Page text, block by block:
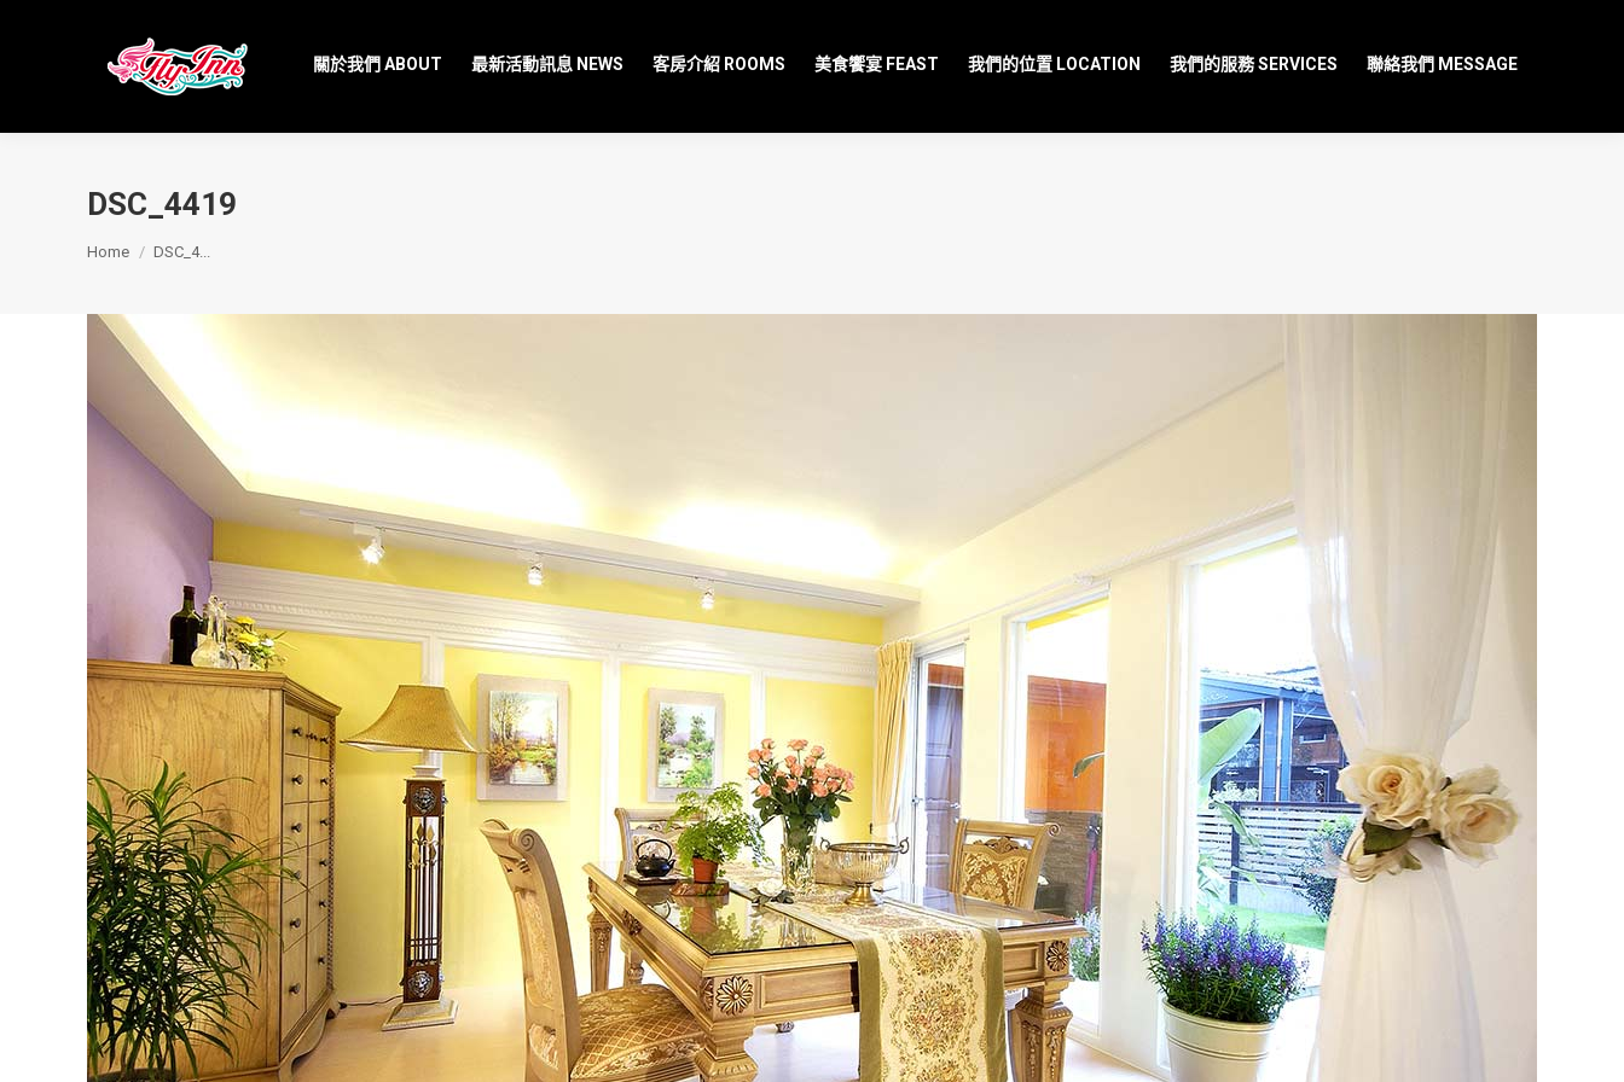
關於我們 ABOUT 最新活動訊息 NEWS 客房介紹 ROOMS 美食饗宴 FEAST 我們的位置 LOCATION 我們的服務 SERVICES 聯絡我們 MESSAGE
DSC_4419
You are here:
Home DSC_4...